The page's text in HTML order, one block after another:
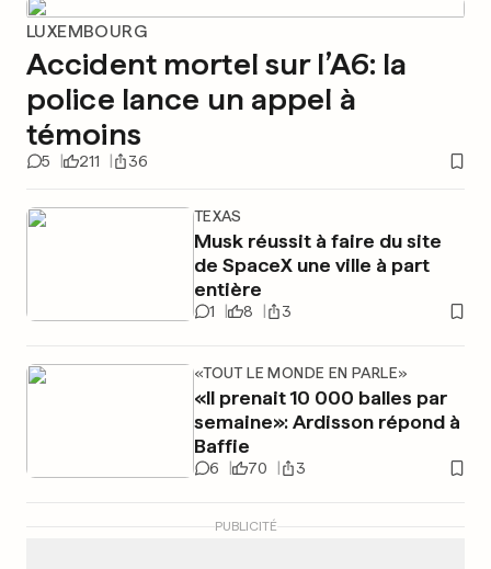
LUXEMBOURG
Accident mortel sur l’A6: la
police lance un appel à
témoins
5 211 36
TEXAS
Musk réussit à faire du site
de SpaceX une ville à part
entière
1 8 3
«TOUT LE MONDE EN PARLE»
«Il prenait 10 000 balles par
semaine»: Ardisson répond à
Baffie
6 70 3
PUBLICITÉ